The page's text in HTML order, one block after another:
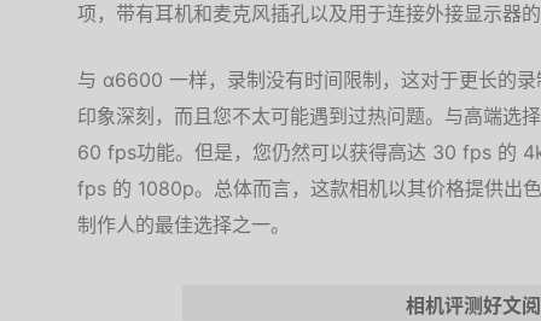
项，带有耳机和麦克风插孔以及用于连接外接显示器
与 α6600 一样，录制没有时间限制，这对于更长的
印象深刻，而且您不太可能遇到过热问题。与高端选
60 fps功能。但是，您仍然可以获得高达 30 fps 的
fps 的 1080p。总体而言，这款相机以其价格提供出
制作人的最佳选择之一。
相机评测好文